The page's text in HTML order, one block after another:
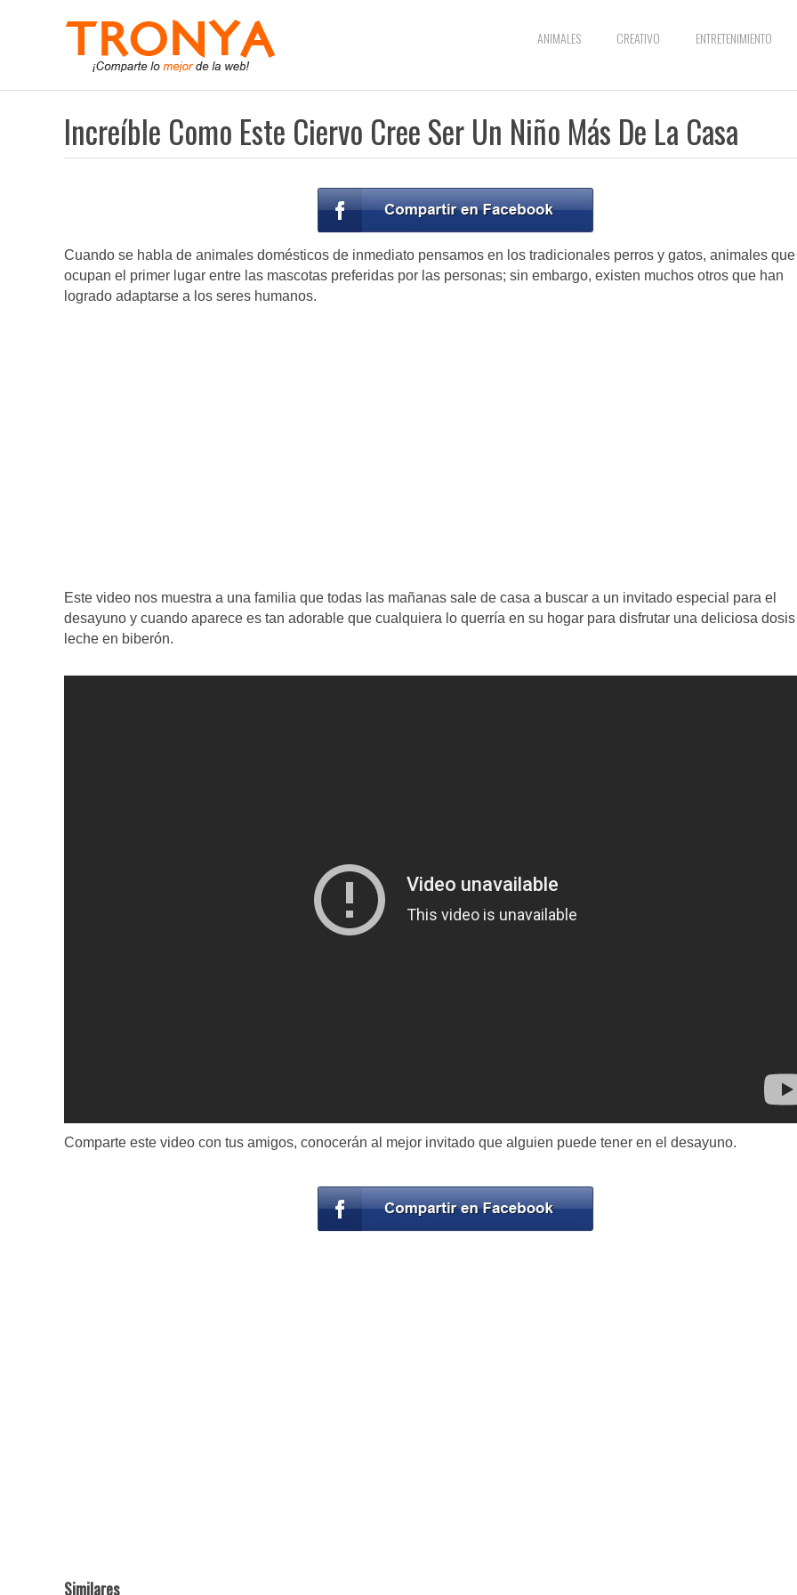
ANIMALES CREATIVO ENTRETENIMIENTO
Increíble Como Este Ciervo Cree Ser Un Niño Más De La Casa
Cuando se habla de animales domésticos de inmediato pensamos en los tradicionales perros y gatos, animales que
ocupan el primer lugar entre las mascotas preferidas por las personas; sin embargo, existen muchos otros que han
logrado adaptarse a los seres humanos.
Este video nos muestra a una familia que todas las mañanas sale de casa a buscar a un invitado especial para el
desayuno y cuando aparece es tan adorable que cualquiera lo querría en su hogar para disfrutar una deliciosa
leche en biberón.
Comparte este video con tus amigos, conocerán al mejor invitado que alguien puede tener en el desayuno.
Similares